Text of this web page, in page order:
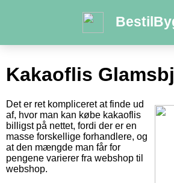
Kakaoflis
Det er ret kompliceret at finde ud
af, hvor man kan købe kakaoflis
billigst på nettet, fordi der er en
masse forskellige forhandlere, og
at den mængde man får for
pengene varierer fra webshop til
webshop.